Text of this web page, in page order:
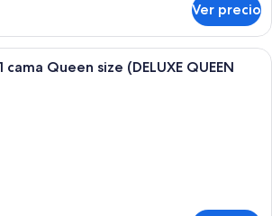
Ver precio
Un dormitorio ordenado con una
Queen size (DELUXE QUEEN